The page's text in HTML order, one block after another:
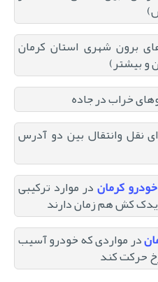
شهری استان کرمان
بیشتر)
خراب در جاده
وانتقال بین دو آدرس
کرماندر موارد ترکیبی
کش هم زمان دارند
در مواردی که خودرو آسیب
کند